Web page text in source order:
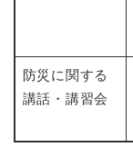
防災に関する
講話・講習会